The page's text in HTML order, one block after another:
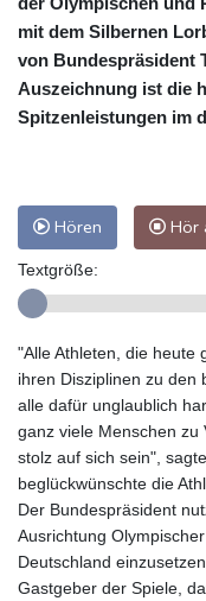
mit dem Silbernen
von Bundespräsident
Auszeichnung ist die
Spitzenleistungen im
Hören Hör
Textgröße:
"Alle Athleten, die heute
ihren Disziplinen zu den
alle dafür unglaublich
ganz viele Menschen zu
stolz auf sich sein",
beglückwünschte die
Der Bundespräsident
Ausrichtung
Deutschland
Gastgeber der Spiele,